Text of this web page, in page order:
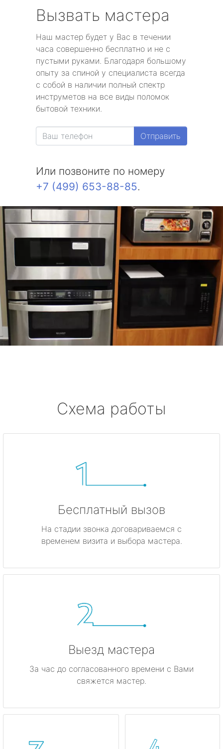
Вызвать мастера
Наш мастер будет у Вас в течении
часа совершенно бесплатно и не с
пустыми руками. Благодаря большому
опыту за спиной у специалиста всегда
с собой в наличии полный спектр
инструметов на все виды поломок
бытовой техники.
Отправить
Или позвоните по номеру
+7 (499) 653-88-85.
Схема работы
Бесплатный вызов
На стадии звонка договариваемся с
временем визита и выбора мастера.
Выезд мастера
За час до согласованного времени с Вами
свяжется мастер.